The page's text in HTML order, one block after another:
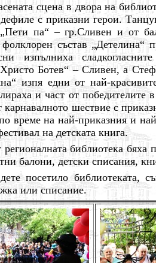
сцена в двора на
с приказни герои.
„Пети па“ – гр.Сливен и от
състав „Детелина“
изпълниха
Ботев“ – Сливен, а
изпя едни от най-
и част от победителите
карнавалното шествие с
време на най-приказния и
на детската книга.
регионалната библиотека бяха
балони, детски списания,
посетило библиотеката,
или списание.